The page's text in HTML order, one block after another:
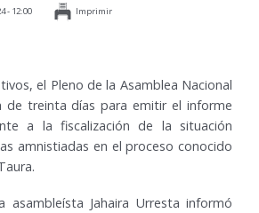
- 12:00 Imprimir
el Pleno de la Asamblea Nacional
de treinta días para emitir el informe
a la fiscalización de la situación
amnistiadas en el proceso conocido
asambleísta Jahaira Urresta informó